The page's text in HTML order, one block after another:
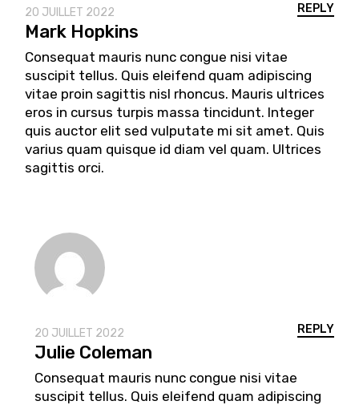
Mark Hopkins
20 JUILLET 2022 REPLY
Consequat mauris nunc congue nisi vitae
suscipit tellus. Quis eleifend quam adipiscing
vitae proin sagittis nisl rhoncus. Mauris ultrices
eros in cursus turpis massa tincidunt. Integer
quis auctor elit sed vulputate mi sit amet. Quis
varius quam quisque id diam vel quam. Ultrices
sagittis orci.
Julie Coleman
20 JUILLET 2022 REPLY
Consequat mauris nunc congue nisi vitae
suscipit tellus. Quis eleifend quam adipiscing